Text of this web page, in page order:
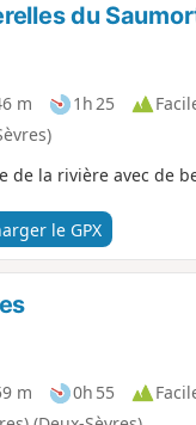
du
m 1h 25
de la rivière avec de
le GPX
m 0h 55